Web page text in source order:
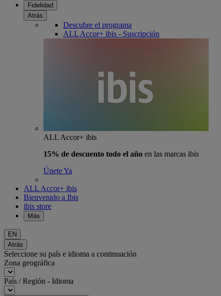
Fidelidad
Atrás
Descubre el programa
ALL Accor+ ibis - Suscripción
ALL Accor+ ibis
15% de descuento todo el año en las marcas ibis
Únete Ya
ALL Accor+ ibis
Bienvenido a Ibis
ibis store
Más
EN
Atrás
Seleccione su país e idioma a continuación
Zona geográfica
País / Región - Idioma